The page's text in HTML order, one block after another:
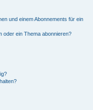
und einem Abonnements für ein
oder ein Thema abonnieren?